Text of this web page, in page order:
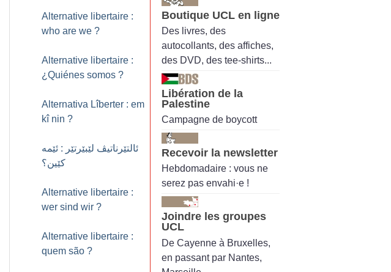
Alternative libertaire :
who are we ?
Alternative libertaire :
¿Quiénes somos ?
Alternativa Lîberter : em
kî nin ?
ئالتێرناتیڤ لێبێرتێر : ئێمە
کێین؟
Alternative libertaire :
wer sind wir ?
Alternative libertaire :
quem são ?
Boutique UCL en ligne
Des livres, des
autocollants, des affiches,
des DVD, des tee-shirts...
Libération de la
Palestine
Campagne de boycott
Recevoir la newsletter
Hebdomadaire : vous ne
serez pas envahi·e !
Joindre les groupes
UCL
De Cayenne à Bruxelles,
en passant par Nantes,